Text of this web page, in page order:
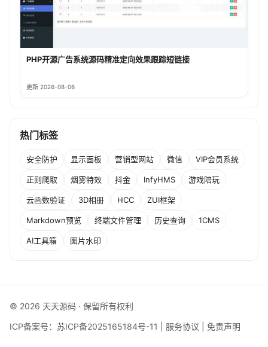
PHP开源广告系统源码精准定向效果跟踪短链接
更新 2026-08-06
热门标签
安全防护 显示面板 营销型网站 微信 VIP会员系统
正则爬取 烟雾特效 抖金 InfyHMS 游戏陪玩
云函数验证 3D相册 HCC ZUI框架
Markdown预览 终端文件管理 历史查询 1CMS
AI工具箱 图片水印
© 2026 天天源码 · 保留所有权利
ICP备案号： 苏ICP备2025165184号-11 服务协议 免责声明